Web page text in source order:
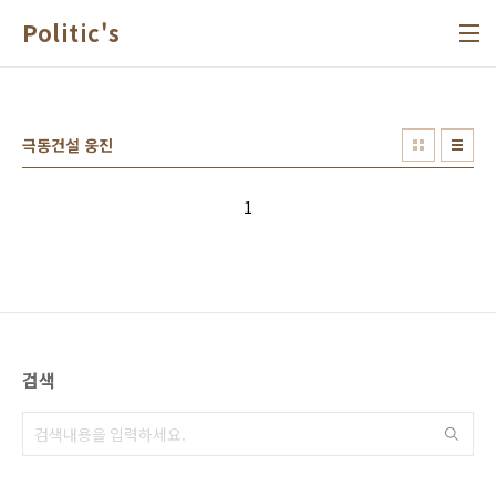
Politic's
극동건설 웅진
1
검색